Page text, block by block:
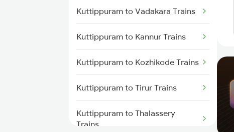
Tanur to Kanhangad Trains
Tanur to Payyanur Trains
Tanur to Kollam Trains
Tanur to Kayamkulam Trains
Tanur to Thiruvananthapuram
Kuttippuram to Vadakara Trains
Kuttippuram to Kannur Trains
Kuttippuram to Kozhikode Trains
Kuttippuram to Tirur Trains
Kuttippuram to Thalassery
Trains